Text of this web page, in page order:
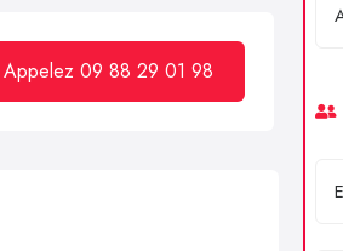
Appelez 09 88 29 01 98